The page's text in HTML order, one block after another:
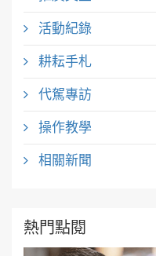
活動紀錄
耕耘手札
代駕專訪
操作教學
相關新聞
熱門點閱